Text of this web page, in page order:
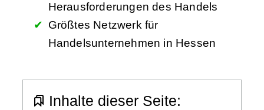
Herausforderungen des Handels
Größtes Netzwerk für
Handelsunternehmen in Hessen
Inhalte dieser Seite: